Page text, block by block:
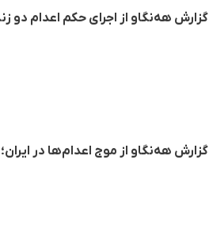
گزارش هه‌نگاو از اجرای حکم اعدام دو
گزارش هه‌نگاو از موج اعدام‌ها در ایران؛ اجرای حکم ۱۲ زندانی